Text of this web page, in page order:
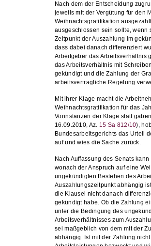
Nach dem der Entscheidung
jeweils mit der Vergütung für den
Weihnachtsgratifikation
ausgeschlossen sein sollte, wenn
Zeitpunkt der Auszahlung im
dass dabei danach differenziert
Arbeitgeber das Arbeitsverhältnis
das Arbeitsverhältnis mit
gekündigt und die Zahlung der
arbeitsvertragliche Regelung
Mit ihrer Klage macht die
Weihnachtsgratifikation für das
Vorinstanzen der Klage statt
16.09.2010, Az. 15 Sa 812/10),
Bundesarbeitsgerichts das Urteil
auf und wies die Sache zurück.
Nach Auffassung des Senats
wonach der Anspruch auf eine
ungekündigten Bestehen des
Auszahlungszeitpunkt abhängig
die Klausel nicht danach
gekündigt habe. Ob die Zahlung
unter die Bedingung des
Arbeitsverhältnisses zum
sei maßgeblich von dem mit der
abhängig. Ist mit der Zahlung